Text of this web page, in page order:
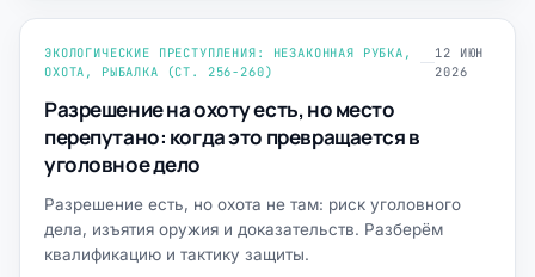
ЭКОЛОГИЧЕСКИЕ ПРЕСТУПЛЕНИЯ: НЕЗАКОННАЯ РУБКА,
ОХОТА, РЫБАЛКА (СТ. 256-260)
12 ИЮН
2026
Разрешение на охоту есть, но место
перепутано: когда это превращается в
уголовное дело
Разрешение есть, но охота не там: риск уголовного
дела, изъятия оружия и доказательств. Разберём
квалификацию и тактику защиты.